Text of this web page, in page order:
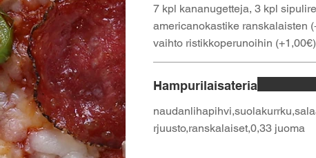
7 kpl kananugetteja, 3 kpl
americanokastike ranskalaisten
vaihto ristikkoperunoihin (+1,00€)
Hampurilaisateria
rjuusto,ranskalaiset,0,33 juoma